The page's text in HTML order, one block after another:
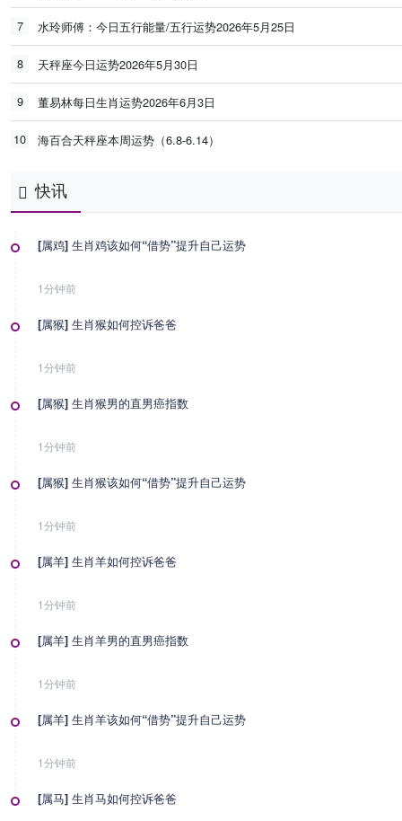
7 水玲师傅：今日五行能量/五行运势2026年5月25日
8 天秤座今日运势2026年5月30日
9 董易林每日生肖运势2026年6月3日
10 海百合天秤座本周运势（6.8-6.14）
快讯
[属鸡] 生肖鸡该如何“借势”提升自己运势
1分钟前
[属猴] 生肖猴如何控诉爸爸
1分钟前
[属猴] 生肖猴男的直男癌指数
1分钟前
[属猴] 生肖猴该如何“借势”提升自己运势
1分钟前
[属羊] 生肖羊如何控诉爸爸
1分钟前
[属羊] 生肖羊男的直男癌指数
1分钟前
[属羊] 生肖羊该如何“借势”提升自己运势
1分钟前
[属马] 生肖马如何控诉爸爸